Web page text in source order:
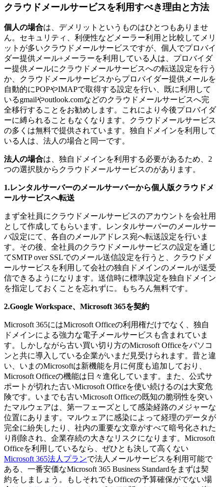
クラウドメールサービスを利用すべき理由と方法
個人の場合は、デメリットというものはひとつもありませ
ん。セキュリティ、利便性などメーラー利用と比較してメリ
ットが多いクラウドメールサービスですが、個人でプロバイ
ダー提供メール+メーラーを利用している人は、プロバイダ
ー提供メールにクラウドメールサービスへの転送設定を行う
か、クラウドメールサービスからプロバイダー提供メールを
自動的にPOPやIMAPで取得する設定を行い、既に利用して
いるgmailやoutlook.comなどのクラウドメールサービスへ完
全移行することをお勧めします。これにより今後プロバイダ
ーに縛られることもなくなります。クラウドメールサービス
の多くは無料で提供されています。独自ドメインを利用して
いる人は、法人の場合と同一です。
法人の場合は、独自ドメインを利用する必要があるため、2
つの選択肢からクラウドメールサービスのがあります。
1.レンタルサーバーのメールサーバーから個人版クラウドメ
ールサービスへ転送
まず全社員にクラウドメールサービスのアカウントを会社用
として作成してもらいます。レンタルサーバーのメールサー
バ設定にて、各自のメールアドレス宛へ転送設定を行いま
す。その後、全社員のクラウドメールサービスの設定を通じ
てSMTP over SSLでのメール送信設定を行うと、クラウドメ
ールサービスを利用して会社の独自ドメインのメールが送受
信できるようになります。送信時に標準設定を独自ドメイン
を指定しておくことを忘れずに。もちろん無料です。
2.Google Workspace、Microsoft 365を契約
Microsoft 365にはMicrosoft Officeの利用権だけでなく、独自
ドメインによる強力な電子メールサービスも含まれていま
す。しかしながら古い買い切り方のMicrosoft Officeをパソコ
ンと共に導入している企業がいまだ見受けられます。昔と違
い、いまのMicrosoftは新機能を月に何度も追加しており、
Microsoft Officeの機能は日々進化しています。また、公式サ
ポートが切れた古いMicrosoft Officeを使い続けるのは大変危
険です。いまでも古いMicrosoft Officeの既知の脆弱性を突い
たマルウェアは、第一フェーズとして感染経路のメジャーな
位置にあります。マルウェアに感染によって経理のデータが
完全に紛失したり、社内の重要な文章がすべて暗号化された
り削除され、企業存続の大きなリスクになります。Microsoft
Officeを利用しているなら、ぜひとも決して高くない
Microsoft 365法人プランで法人メールサービスを利用可能で
ある、一番安価なMicrosoft 365 Business Standardをまずは契
約をしましょう。もしそれでもOfficeの予算確保がでない場